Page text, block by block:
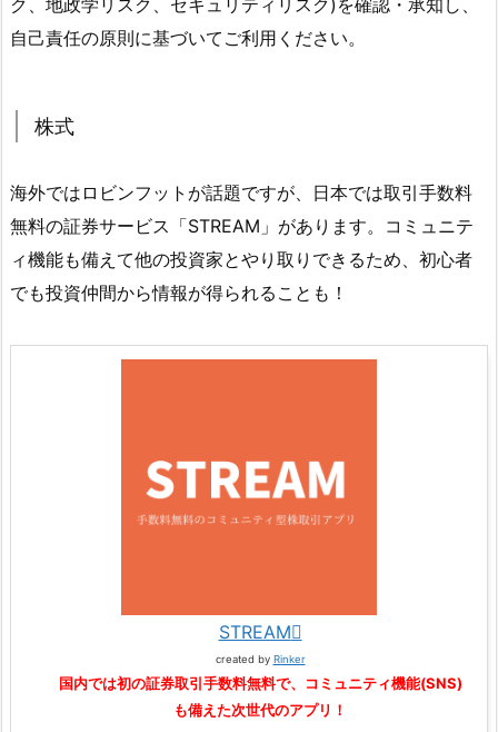
自己責任の原則に基づいてご利用ください。
株式
海外ではロビンフットが話題ですが、日本では取引手数料
無料の証券サービス「STREAM」があります。コミュニテ
ィ機能も備えて他の投資家とやり取りできるため、初心者
でも投資仲間から情報が得られることも！
STREAM
created by Rinker
国内では初の証券取引手数料無料で、コミュニティ機能(SNS)
も備えた次世代のアプリ！